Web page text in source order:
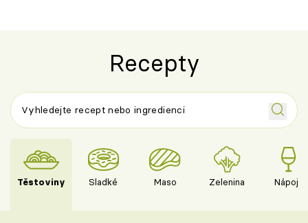
Recepty
Těstoviny Sladké Maso Zelenina Nápoje